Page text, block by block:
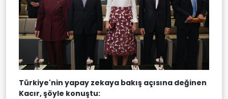
Türkiye'nin yapay zekaya bakış açısına değinen
Kacır, şöyle konuştu: